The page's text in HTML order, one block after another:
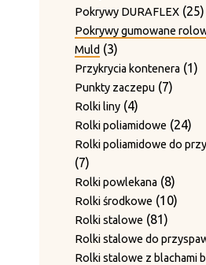
Pokrywy DURAFLEX 2525
Pokrywy gumowane
Muld
33
produkty
Przykrycia kontenera 11
Punkty zaczepu 77
Rolki liny 44
produkty
Rolki poliamidowe 2424
Rolki poliamidowe do
77
produktów
Rolki powlekana 88
Rolki środkowe 1010
Rolki stalowe 8181
Rolki stalowe do
Rolki stalowe z blachami